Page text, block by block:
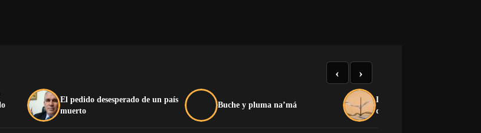
El pedido desesperado de un país
muerto
Buche y pluma na’má
La crítica que no devora: el
dilema de la oposición
‹ ›